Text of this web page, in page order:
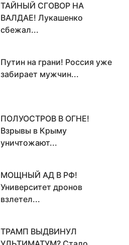
ТАЙНЫЙ СГОВОР НА
ВАЛДАЕ! Лукашенко
сбежал...
Путин на грани! Россия уже
забирает мужчин...
ПОЛУОСТРОВ В ОГНЕ!
Взрывы в Крыму
уничтожают...
МОЩНЫЙ АД В РФ!
Университет дронов
взлетел...
ТРАМП ВЫДВИНУЛ